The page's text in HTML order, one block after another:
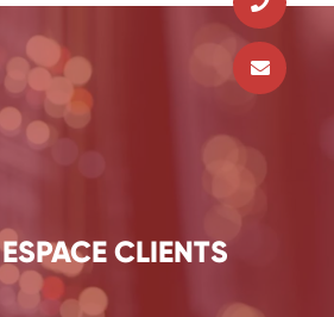
ESPACE CLIENTS